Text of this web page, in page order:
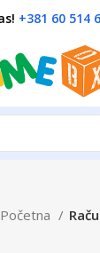
+381 60 514
Početna